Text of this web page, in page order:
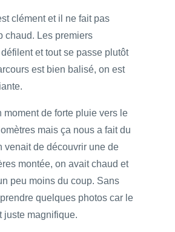
clément et il ne fait pas
chaud. Les premiers
et tout se passe plutôt
est bien balisé, on est
moment de forte pluie vers le
mais ça nous a fait du
venait de découvrir une de
montée, on avait chaud et
peu moins du coup. Sans
quelques photos car le
juste magnifique.